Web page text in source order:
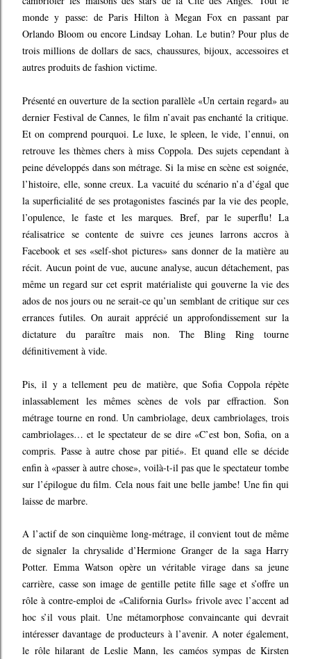
monde y passe: de Paris Hilton à Megan Fox en passant par
Orlando Bloom ou encore Lindsay Lohan. Le butin? Pour plus de
trois millions de dollars de sacs, chaussures, bijoux, accessoires et
autres produits de fashion victime.
Présenté en ouverture de la section parallèle «Un certain regard» au
dernier Festival de Cannes, le film n’avait pas enchanté la critique.
Et on comprend pourquoi. Le luxe, le spleen, le vide, l’ennui, on
retrouve les thèmes chers à miss Coppola. Des sujets cependant à
peine développés dans son métrage. Si la mise en scène est soignée,
l’histoire, elle, sonne creux. La vacuité du scénario n’a d’égal que
la superficialité de ses protagonistes fascinés par la vie des people,
l’opulence, le faste et les marques. Bref, par le superflu! La
réalisatrice se contente de suivre ces jeunes larrons accros à
Facebook et ses «self-shot pictures» sans donner de la matière au
récit. Aucun point de vue, aucune analyse, aucun détachement, pas
même un regard sur cet esprit matérialiste qui gouverne la vie des
ados de nos jours ou ne serait-ce qu’un semblant de critique sur ces
errances futiles. On aurait apprécié un approfondissement sur la
dictature du paraître mais non. The Bling Ring tourne
définitivement à vide.
Pis, il y a tellement peu de matière, que Sofia Coppola répète
inlassablement les mêmes scènes de vols par effraction. Son
métrage tourne en rond. Un cambriolage, deux cambriolages, trois
cambriolages… et le spectateur de se dire «C’est bon, Sofia, on a
compris. Passe à autre chose par pitié». Et quand elle se décide
enfin à «passer à autre chose», voilà-t-il pas que le spectateur tombe
sur l’épilogue du film. Cela nous fait une belle jambe! Une fin qui
laisse de marbre.
A l’actif de son cinquième long-métrage, il convient tout de même
de signaler la chrysalide d’Hermione Granger de la saga Harry
Potter. Emma Watson opère un véritable virage dans sa jeune
carrière, casse son image de gentille petite fille sage et s’offre un
rôle à contre-emploi de «California Gurls» frivole avec l’accent ad
hoc s’il vous plait. Une métamorphose convaincante qui devrait
intéresser davantage de producteurs à l’avenir. A noter également,
le rôle hilarant de Leslie Mann, les caméos sympas de Kirsten